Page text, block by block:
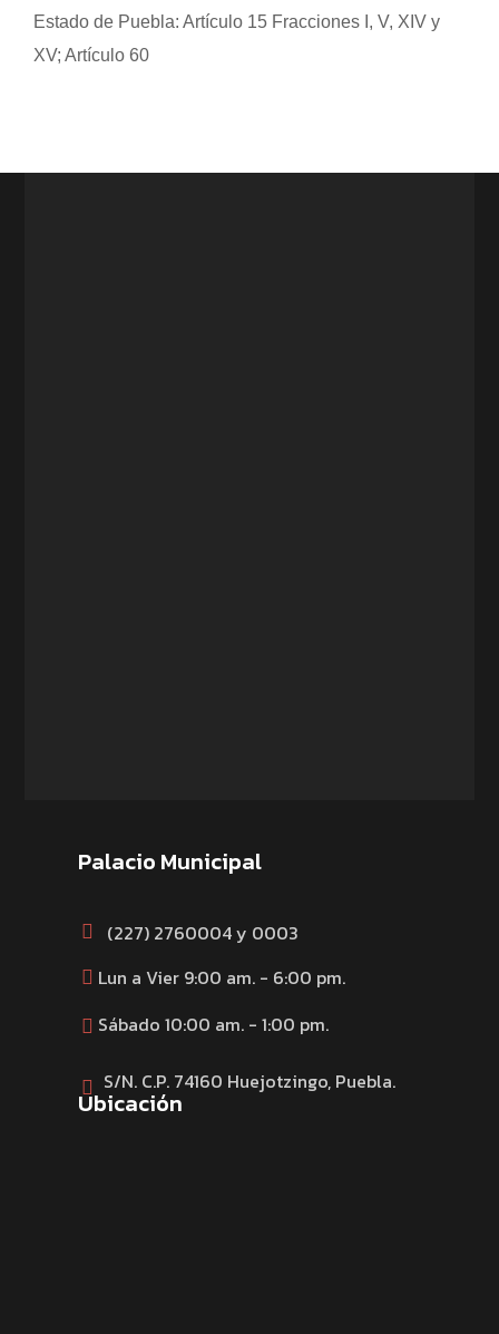
Estado de Puebla: Artículo 15 Fracciones I, V, XIV y
XV; Artículo 60
Palacio Municipal
(227) 2760004 y 0003
Lun a Vier 9:00 am. - 6:00 pm.
Sábado 10:00 am. - 1:00 pm.
S/N. C.P. 74160 Huejotzingo, Puebla.
Ubicación